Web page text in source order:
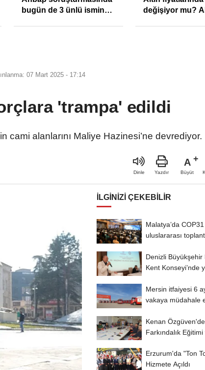
bugün de 3 ünlü ismin
değişiyor mu?
07 Mart 2025 - 17:14
'trampa' edildi
cami alanlarını Maliye Hazinesi’ne devrediyor.
Dinle Yazdır
A
Büyüt
İLGINIZI ÇEKEBILIR
Malatya’da
uluslararası
Denizli Büyükşehir
Kent Konseyi’nde
Mersin itfaiyesi 6
vakaya müdahale
Kenan
Farkındalık
Erzurum'da "Ton
Hizmete Açıldı